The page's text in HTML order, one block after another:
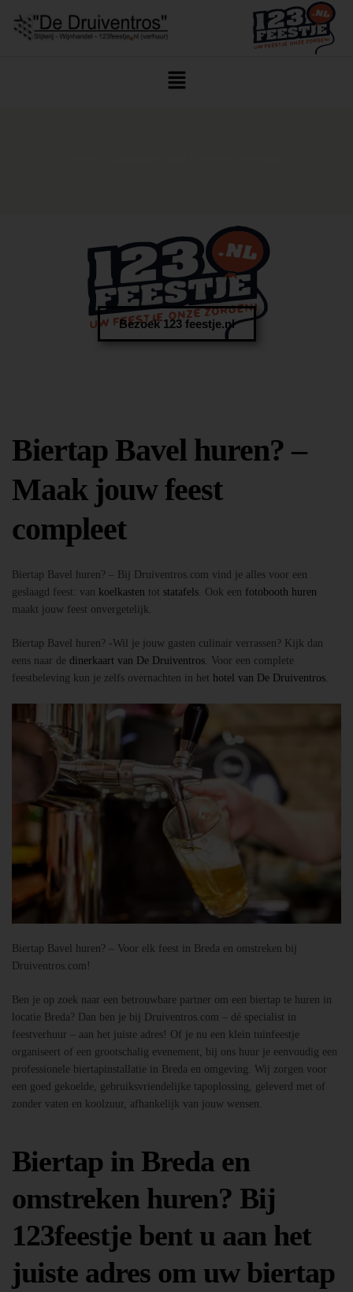
Bezoek 123 feestje.nl
Biertap Bavel huren? –
Maak jouw feest
compleet
Biertap Bavel huren? – Bij Druiventros.com vind je alles voor een
geslaagd feest: van koelkasten tot statafels. Ook een fotobooth huren
maakt jouw feest onvergetelijk.
Biertap Bavel huren? -Wil je jouw gasten culinair verrassen? Kijk dan
eens naar de dinerkaart van De Druiventros. Voor een complete
feestbeleving kun je zelfs overnachten in het hotel van De Druiventros.
Biertap Bavel huren? – Voor elk feest in Breda en omstreken bij
Druiventros.com!
Ben je op zoek naar een betrouwbare partner om een biertap te huren in
locatie Breda? Dan ben je bij Druiventros.com – dé specialist in
feestverhuur – aan het juiste adres! Of je nu een klein tuinfeestje
organiseert of een grootschalig evenement, bij ons huur je eenvoudig een
professionele biertapinstallatie in Breda en omgeving. Wij zorgen voor
een goed gekoelde, gebruiksvriendelijke tapoplossing, geleverd met of
zonder vaten en koolzuur, afhankelijk van jouw wensen.
Biertap in Breda en
omstreken huren? Bij
123feestje bent u aan het
juiste adres om uw biertap